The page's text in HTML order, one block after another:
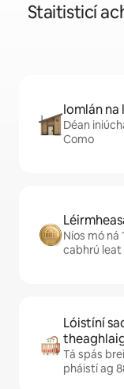
Staitisticí
Iomlán na
Déan
Como
Níos mó
cabhrú leat
Lóistíní
Tá spás
pháistí ag